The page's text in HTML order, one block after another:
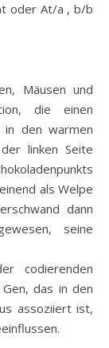
oder At/a , b/b
Mäusen und
die einen
in den warmen
linken Seite
als Welpe
dann
seine
codierenden
das in den
assoziiert ist,